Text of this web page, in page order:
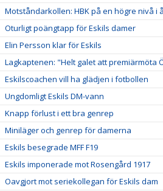
Motståndarkollen: HBK på en högre nivå i
Oturligt poängtapp för Eskils damer
Elin Persson klar för Eskils
Lagkaptenen: "Helt galet att premiärmöta
Eskilscoachen vill ha glädjen i fotbollen
Ungdomligt Eskils DM-vann
Knapp förlust i ett bra genrep
Miniläger och genrep för damerna
Eskils besegrade MFF F19
Eskils imponerade mot Rosengård 1917
Oavgjort mot seriekollegan för Eskils dam